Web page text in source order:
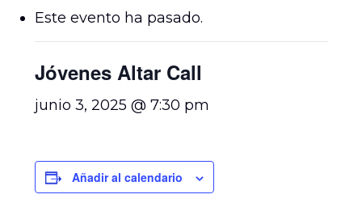
Este evento ha pasado.
Jóvenes Altar Call
junio 3, 2025 @ 7:30 pm
Añadir al calendario